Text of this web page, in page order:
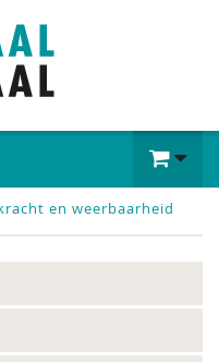
en weerbaarheid